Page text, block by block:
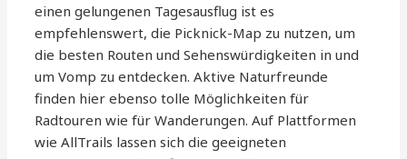
einen gelungenen Tagesausflug ist es
empfehlenswert, die Picknick-Map zu nutzen, um
die besten Routen und Sehenswürdigkeiten in und
um Vomp zu entdecken. Aktive Naturfreunde
finden hier ebenso tolle Möglichkeiten für
Radtouren wie für Wanderungen. Auf Plattformen
wie AllTrails lassen sich die geeigneten